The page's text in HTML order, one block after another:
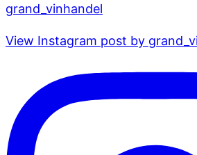
grand_vinhandel
View Instagram post by